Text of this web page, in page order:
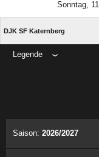
Sonntag,
DJK SF Katernberg
Legende
Saison: 2026/2027